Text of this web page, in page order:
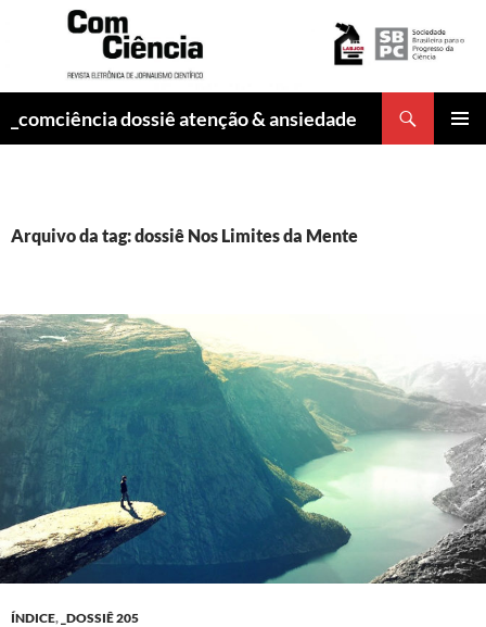
_comciência dossiê atenção & ansiedade
Arquivo da tag: dossiê Nos Limites da Mente
ÍNDICE, _DOSSIÊ 205